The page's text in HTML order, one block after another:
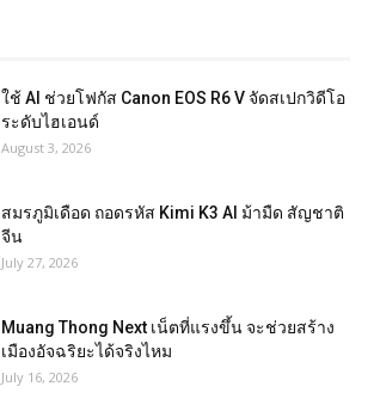
ใช้ AI ช่วยโฟกัส Canon EOS R6 V จัดสเปกวิดีโอ
ระดับไฮเอนด์
August 3, 2026
สมรภูมิเดือด ถอดรหัส Kimi K3 AI ม้ามืด สัญชาติ
จีน
July 27, 2026
Muang Thong Next เน็ตที่แรงขึ้น จะช่วยสร้าง
เมืองอัจฉริยะได้จริงไหม
July 16, 2026